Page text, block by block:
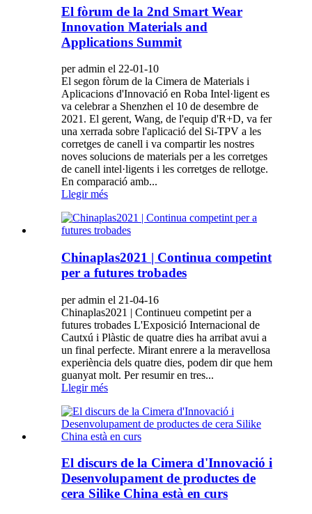
El fòrum de la 2nd Smart Wear
Innovation Materials and
Applications Summit
per admin el 22-01-10
El segon fòrum de la Cimera de Materials i
Aplicacions d'Innovació en Roba Intel·ligent es
va celebrar a Shenzhen el 10 de desembre de
2021. El gerent, Wang, de l'equip d'R+D, va fer
una xerrada sobre l'aplicació del Si-TPV a les
corretges de canell i va compartir les nostres
noves solucions de materials per a les corretges
de canell intel·ligents i les corretges de rellotge.
En comparació amb...
Llegir més
Chinaplas2021 | Continua competint
per a futures trobades
per admin el 21-04-16
Chinaplas2021 | Continueu competint per a
futures trobades L'Exposició Internacional de
Cautxú i Plàstic de quatre dies ha arribat avui a
un final perfecte. Mirant enrere a la meravellosa
experiència dels quatre dies, podem dir que hem
guanyat molt. Per resumir en tres...
Llegir més
El discurs de la Cimera d'Innovació i
Desenvolupament de productes de
cera Silike China està en curs